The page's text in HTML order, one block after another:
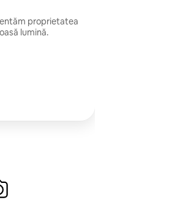
proprietatea
lumină.